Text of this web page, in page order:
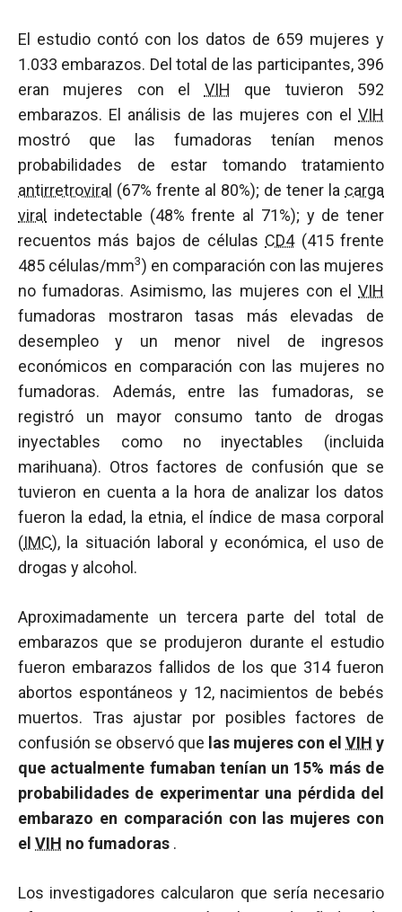
El estudio contó con los datos de 659 mujeres y
1.033 embarazos. Del total de las participantes, 396
eran mujeres con el VIH que tuvieron 592
embarazos. El análisis de las mujeres con el VIH
mostró que las fumadoras tenían menos
probabilidades de estar tomando tratamiento
antirretroviral (67% frente al 80%); de tener la carga
viral
indetectable (48% frente al 71%); y de tener
recuentos más bajos de células CD4(415 frente
485 células/mm3) en comparación con las mujeres
no fumadoras. Asimismo, las mujeres con el VIH
fumadoras mostraron tasas más elevadas de
desempleo y un menor nivel de ingresos
económicos en comparación con las mujeres no
fumadoras. Además, entre las fumadoras, se
registró un mayor consumo tanto de drogas
inyectables como no inyectables (incluida
marihuana). Otros factores de confusión que se
tuvieron en cuenta a la hora de analizar los datos
fueron la edad, la etnia, el índice de masa corporal
(IMC), la situación laboral y económica, el uso de
drogas y alcohol.
Aproximadamente un tercera parte del total de
embarazos que se produjeron durante el estudio
fueron embarazos fallidos de los que 314 fueron
abortos espontáneos y 12, nacimientos de bebés
muertos. Tras ajustar por posibles factores de
confusión se observó que las mujeres con el VIH y
que actualmente fumaban tenían un 15% más de
probabilidades de experimentar una pérdida del
embarazo en comparación con las mujeres con
el VIH no fumadoras .
Los investigadores calcularon que sería necesario